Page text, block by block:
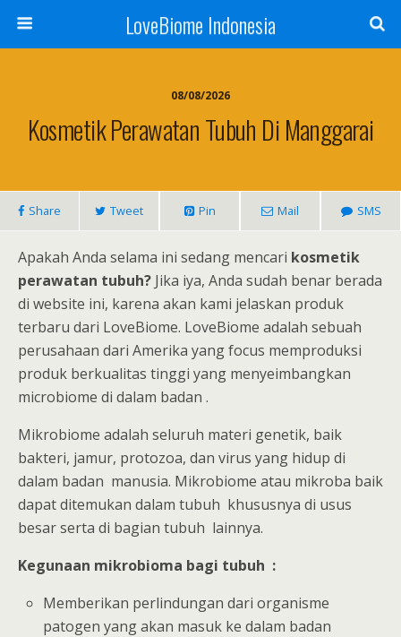
LoveBiome Indonesia
08/08/2026
Kosmetik Perawatan Tubuh Di Manggarai
Share Tweet Pin Mail SMS
Apakah Anda selama ini sedang mencari kosmetik
perawatan tubuh? Jika iya, Anda sudah benar berada
di website ini, karena akan kami jelaskan produk
terbaru dari LoveBiome. LoveBiome adalah sebuah
perusahaan dari Amerika yang focus memproduksi
produk berkualitas tinggi yang menyeimbangkan
microbiome di dalam badan .
Mikrobiome adalah seluruh materi genetik, baik
bakteri, jamur, protozoa, dan virus yang hidup di
dalam badan manusia. Mikrobiome atau mikroba baik
dapat ditemukan dalam tubuh khususnya di usus
besar serta di bagian tubuh lainnya.
Kegunaan mikrobioma bagi tubuh :
Memberikan perlindungan dari organisme
patogen yang akan masuk ke dalam badan